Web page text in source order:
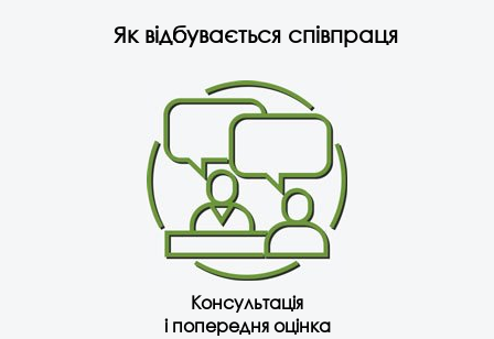
Як відбувається співпраця
Консультація
і попередня оцінка